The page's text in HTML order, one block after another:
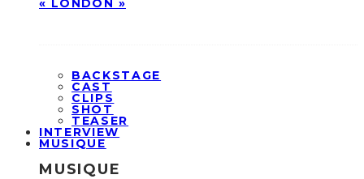
« LONDON »
BACKSTAGE
CAST
CLIPS
SHOT
TEASER
INTERVIEW
MUSIQUE
MUSIQUE